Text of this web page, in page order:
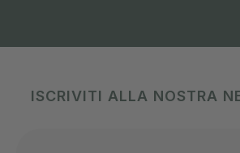
ISCRIVITI ALLA NOSTRA